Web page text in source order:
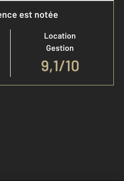
est notée
Location
Gestion
9,1/10